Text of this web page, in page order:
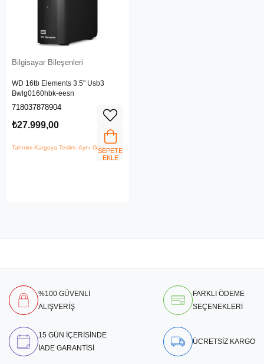
Bilgisayar Bileşenleri
WD 16tb Elements 3.5" Usb3
Bwlg0160hbk-eesn
718037878904
₺27.999,00
Tahmini Kargoya Teslim: Aynı GünSEPETE
EKLE
%100 GÜVENLİ
ALIŞVERİŞ
FARKLI ÖDEME
SEÇENEKLERİ
15 GÜN İÇERİSİNDE
İADE GARANTİSİ
ÜCRETSİZ KARGO